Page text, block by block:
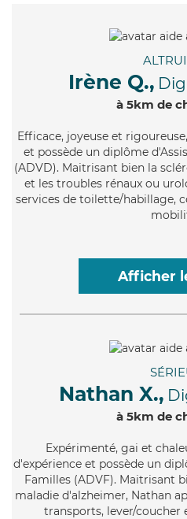
Irène Q.,
à 5km de
Efficace, joyeuse et
et possède un diplôme
(ADVD). Maitrisant bien la
et les troubles rénaux ou
services de toilette/habillage,
Afficher
Nathan X.,
à 5km de
Expérimenté, gai et
d'expérience et possède un
Familles (ADVF). Maitrisant
maladie d'alzheimer, Nathan
transports, lever/coucher